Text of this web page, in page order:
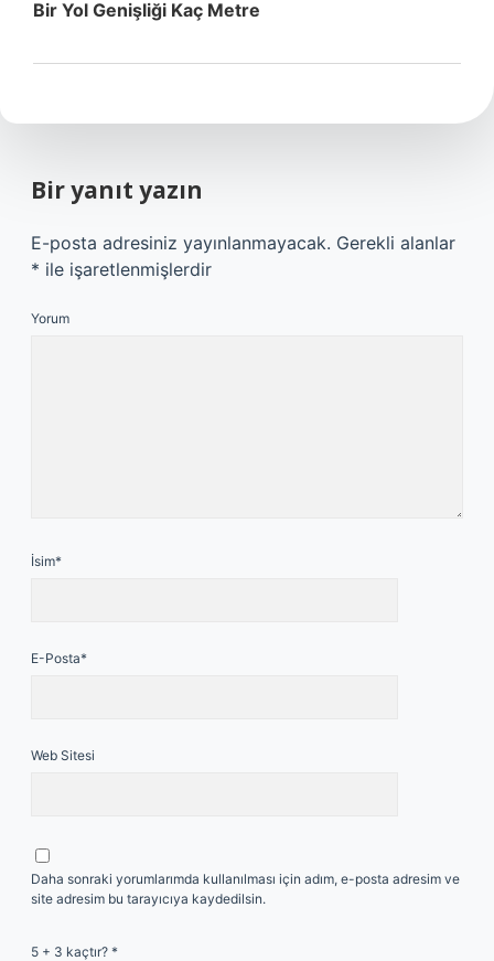
Bir Yol Genişliği Kaç Metre
Bir yanıt yazın
E-posta adresiniz yayınlanmayacak. Gerekli alanlar
* ile işaretlenmişlerdir
Yorum
İsim*
E-Posta*
Web Sitesi
Daha sonraki yorumlarımda kullanılması için adım, e-posta adresim ve
site adresim bu tarayıcıya kaydedilsin.
5 + 3 kaçtır? *